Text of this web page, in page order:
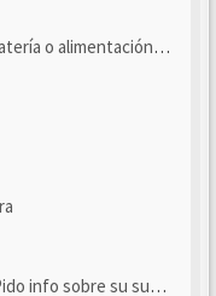
o alimentación eléctri...
sobre su sustitución